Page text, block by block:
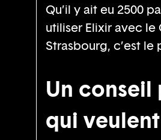
Qu’il y ait eu 2500
utiliser Elixir avec le
Strasbourg, c’est le
Un
qui